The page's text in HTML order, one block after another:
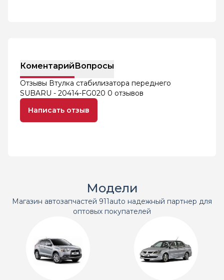
КоментарийВопросы
Отзывы Втулка стабилизатора переднего
SUBARU - 20414-FG020 0 отзывов
Написать отзыв
Модели
Магазин автозапчастей 911auto надежный партнер для
оптовых покупателей